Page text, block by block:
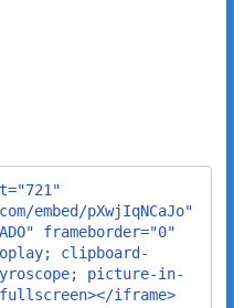
embed/pXwjIqNCaJo"
frameborder="0"
clipboard-
picture-in-
iframe>